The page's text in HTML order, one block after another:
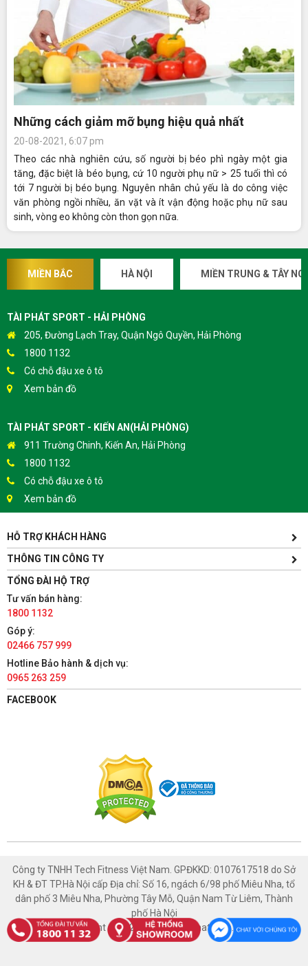
Những cách giảm mỡ bụng hiệu quả nhất
20-08-2021, 6:07 pm
Theo các nhà nghiên cứu, số người bị béo phì ngày một gia
tăng, đặc biệt là béo bụng, cứ 10 người phụ nữ > 25 tuổi thì có
tới 7 người bị béo bụng. Nguyên nhân chủ yếu là do công việc
văn phòng ngồi nhiều, ăn vặt và ít vận động hoặc phụ nữ sau
sinh, vòng eo không còn thon gọn nữa.
MIỀN BẮC HÀ NỘI MIỀN TRUNG & TÂY
TÀI PHÁT SPORT - HẢI PHÒNG
205, Đường Lạch Tray, Quận Ngô Quyền, Hải Phòng
1800 1132
Có chỗ đậu xe ô tô
Xem bản đồ
TÀI PHÁT SPORT - KIẾN AN(HẢI PHÒNG)
911 Trường Chinh, Kiến An, Hải Phòng
1800 1132
Có chỗ đậu xe ô tô
Xem bản đồ
TÀI PHÁT SPORT - HƯNG YÊN
Yên Lịch, Xã Dân Tiến, Huyện Khoái Châu, Hưng Yên(Gần
Trường ĐH Sư Phạm Kỹ Thuật Hưng Yên cách 300m)
1800 1132
Có chỗ đậu xe ô tô
TÀI PHÁT SPORT - HÀ NAM
86 Châu Cầu, Phường Minh Khai, Thành phố Phủ Lý, Hà Nam
1800 1132
TÀI PHÁT SPORT - NAM ĐỊNH
447 Trường Chinh, Phường Thống Nhất, Thành phố Nam Định,
Có chỗ đậu xe ô tô
TÀI PHÁT SPORT - HÒA BÌNH
1129 Đường An Dương Vương, Tổ 2, Phường Thống Nhất,
Thành phố Hòa Bình, Hòa Bình
TỔNG ĐÀI HỘ TRỢ
Tư vấn bán hàng:
1800 1132
Góp ý:
02466 757 999
Hotline Bảo hành & dịch vụ:
0965 263 259
HỖ TRỢ KHÁCH HÀNG
THÔNG TIN CÔNG TY
FACEBOOK
Công ty TNHH Tech Fitness Việt Nam. GPĐKKD: 0107617518 do Sở
KH & ĐT TP.Hà Nội cấp Địa chỉ: Số 16, ngách 6/98 phố Miêu Nha, tổ
dân phố 3 Miêu Nha, Phường Tây Mỗ, Quận Nam Từ Liêm, Thành
phố Hà Nội
Copyright © 2021 Thethaotaiphat.com.vn